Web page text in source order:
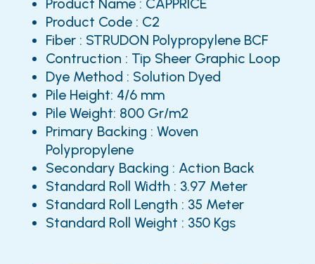
Product Name : CAPPRICE
Product Code : C2
Fiber : STRUDON Polypropylene BCF
Contruction : Tip Sheer Graphic Loop
Dye Method : Solution Dyed
Pile Height: 4/6 mm
Pile Weight: 800 Gr/m2
Primary Backing : Woven
Polypropylene
Secondary Backing : Action Back
Standard Roll Width : 3.97 Meter
Standard Roll Length : 35 Meter
Standard Roll Weight : 350 Kgs